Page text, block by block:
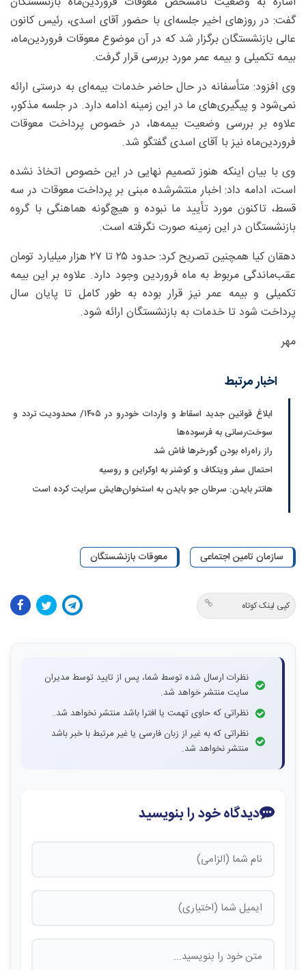
گفت: در روزهای اخیر جلسه‌ای با حضور آقای اسدی، رئیس کانون
عالی بازنشستگان برگزار شد که در آن موضوع معوقات فروردین‌ماه،
بیمه تکمیلی و بیمه عمر مورد بررسی قرار گرفت.
وی افزود: متأسفانه در حال حاضر خدمات بیمه‌ای به درستی ارائه
نمی‌شود و پیگیری‌های ما در این زمینه ادامه دارد. در جلسه مذکور،
علاوه بر بررسی وضعیت بیمه‌ها، در خصوص پرداخت معوقات
فروردین‌ماه نیز با آقای اسدی گفتگو شد.
وی با بیان اینکه هنوز تصمیم نهایی در این خصوص اتخاذ نشده
است، ادامه داد: اخبار منتشرشده مبنی بر پرداخت معوقات در سه
قسط، تاکنون مورد تأیید ما نبوده و هیچ‌گونه هماهنگی با گروه
بازنشستگان در این زمینه صورت نگرفته است.
دهقان کیا همچنین تصریح کرد: حدود ۲۵ تا ۲۷ هزار میلیارد تومان
عقب‌ماندگی مربوط به ماه فروردین وجود دارد. علاوه بر این بیمه
تکمیلی و بیمه عمر نیز قرار بوده به طور کامل تا پایان سال
پرداخت شود تا خدمات به بازنشستگان ارائه شود.
مهر
اخبار مرتبط
ابلاغ قوانین جدید اسقاط و واردات خودرو در ۱۴۰۵/ محدودیت تردد و
سوخت‌رسانی به فرسوده‌ها
راز راه‌راه بودن گورخرها فاش شد
احتمال سفر ویتکاف و کوشنر به اوکراین و روسیه
هانتر بایدن: سرطان جو بایدن به استخوان‌هایش سرایت کرده است
سازمان تامین اجتماعی معوقات بازنشستگان
کپی لینک کوتاه
نظرات ارسال شده توسط شما، پس از تایید توسط مدیران
سایت منتشر خواهد شد.
نظراتی که حاوی تهمت یا افترا باشد منتشر نخواهد شد.
نظراتی که به غیر از زبان فارسی یا غیر مرتبط با خبر باشد
منتشر نخواهد شد.
دیدگاه خود را بنویسید